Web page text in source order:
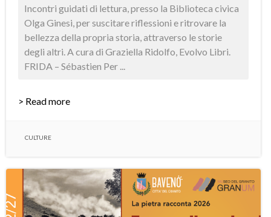
Incontri guidati di lettura, presso la Biblioteca civica
Olga Ginesi, per suscitare riflessioni e ritrovare la
bellezza della propria storia, attraverso le storie
degli altri. A cura di Graziella Ridolfo, Evolvo Libri.
FRIDA – Sébastien Per ...
> Read more
CULTURE